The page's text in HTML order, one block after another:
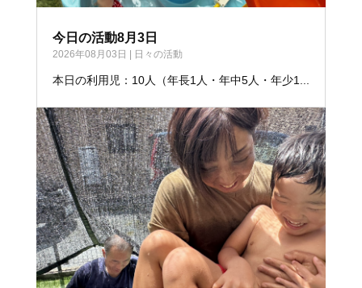
今日の活動8月3日
2026年08月03日 日々の活動
本日の利用児：10人（年長1人・年中5人・年少1...